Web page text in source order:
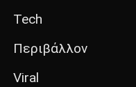
Tech
Περιβάλλον
Viral